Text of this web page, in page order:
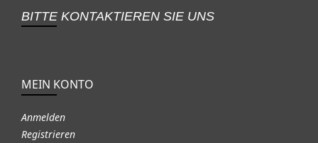
BITTE KONTAKTIEREN SIE UNS
MEIN KONTO
Anmelden
Registrieren